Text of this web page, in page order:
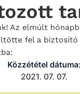
Az elmúlt
fel a biztosító
Közzététel dátuma:
2021. 07. 07.